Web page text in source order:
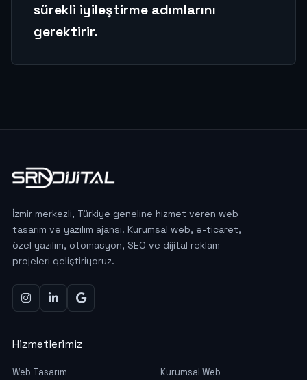
sürekli iyileştirme adımlarını
gerektirir.
İzmir merkezli, Türkiye geneline hizmet veren web
tasarım ve yazılım ajansı. Kurumsal web, e-ticaret,
özel yazılım, otomasyon, SEO ve dijital reklam
projeleri geliştiriyoruz.
Hizmetlerimiz
Web Tasarım
Kurumsal Web